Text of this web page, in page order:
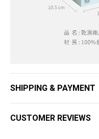
SHIPPING & PAYMENT
CUSTOMER REVIEWS